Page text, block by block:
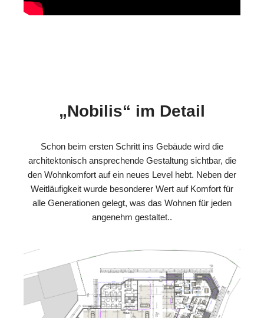
„Nobilis“ im Detail
Schon beim ersten Schritt ins Gebäude wird die
architektonisch ansprechende Gestaltung sichtbar, die
den Wohnkomfort auf ein neues Level hebt. Neben der
Weitläufigkeit wurde besonderer Wert auf Komfort für
alle Generationen gelegt, was das Wohnen für jeden
angenehm gestaltet..